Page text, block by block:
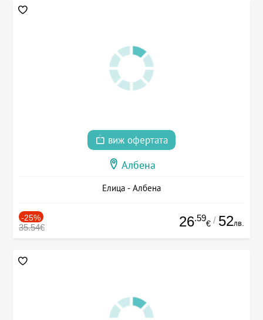
виж офертата
Албена
Елица - Албена
-25%
35.54€ 26.59
€ / 52лв.